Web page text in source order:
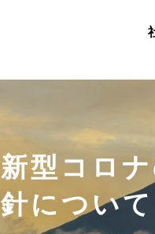
新型コロ
針について